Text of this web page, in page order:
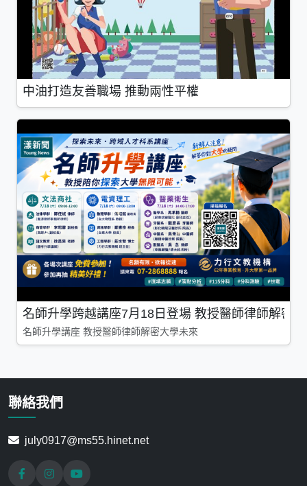
中油打造友善職場 推動兩性平權
名師升學跨越講座7月18日登場 教授醫師律師解密
名師升學講座 教授醫師律師解密大學未來
聯絡我們
july0917@ms55.hinet.net